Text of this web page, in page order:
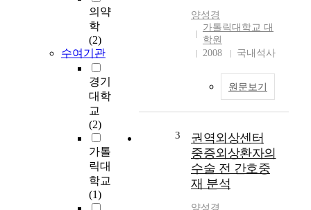
의약
학
(2)
수여기관
경기
대학
교
(2)
가톨
릭대
학교
(1)
양성경
가톨릭대학교 대
학원
2008
국내석사
원문보기
3
권역외상센터
중증외상환자의
수술 전 간호중
재 분석
양성경